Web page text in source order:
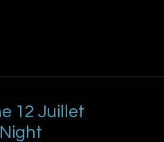
12 Juillet